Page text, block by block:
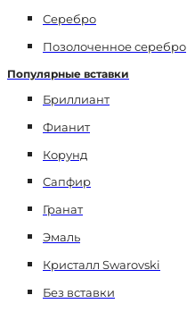
Серебро
Позолоченное серебро
Популярные вставки
Бриллиант
Фианит
Корунд
Сапфир
Гранат
Эмаль
Кристалл Swarovski
Без вставки